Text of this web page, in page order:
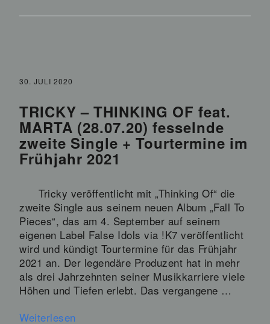
30. JULI 2020
TRICKY – THINKING OF feat.
MARTA (28.07.20) fesselnde
zweite Single + Tourtermine im
Frühjahr 2021
Tricky veröffentlicht mit „Thinking Of“ die
zweite Single aus seinem neuen Album „Fall To
Pieces“, das am 4. September auf seinem
eigenen Label False Idols via !K7 veröffentlicht
wird und kündigt Tourtermine für das Frühjahr
2021 an. Der legendäre Produzent hat in mehr
als drei Jahrzehnten seiner Musikkarriere viele
Höhen und Tiefen erlebt. Das vergangene …
Weiterlesen